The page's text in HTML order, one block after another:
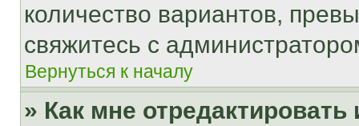
количество вариантов,
свяжитесь с
Вернуться к началу
» Как мне